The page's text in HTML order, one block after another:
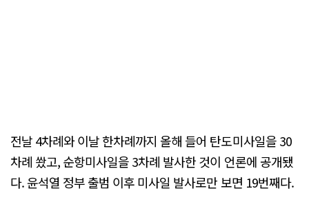
전날 4차례와 이날 한차례까지 올해 들어 탄도미사일을 30
차례 쐈고, 순항미사일을 3차례 발사한 것이 언론에 공개됐
다. 윤석열 정부 출범 이후 미사일 발사로만 보면 19번째다.